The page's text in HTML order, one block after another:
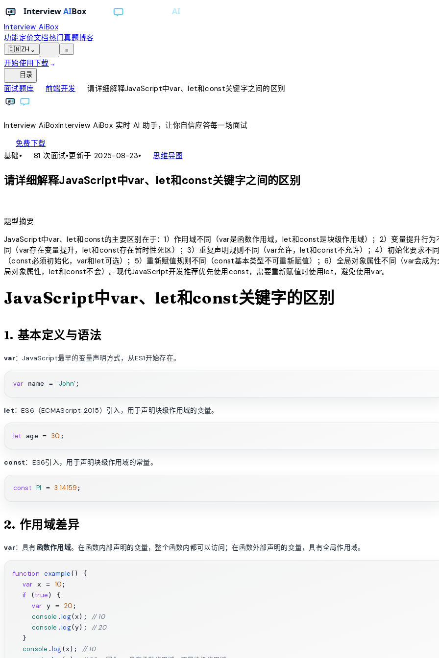
Interview AiBox
功能定价文档热门真题博客
🇨🇳ZH ⌄ ≡
开始使用下载 →
目录
面试题库chevron_right前端开发chevron_right请详细解释JavaScript中var、let和const关键字之间的区别
InterviewAiBoxInterviewAiBox实时 AI 助手，让你自信应答每一场面试
免费下载
基础• 81 次面试•更新于 2025-08-23• account_tree思维导图
请详细解释JavaScript中var、let和const关键字之间的区别
题型摘要
JavaScript中var、let和const的主要区别在于：1）作用域不同（var是函数作用域，let和const是块级作用域）；2）变量提升行为
同（var存在变量提升，let和const存在暂时性死区）；3）重复声明规则不同（var允许，let和const不允许）；4）初始化要求不同
（const必须初始化，var和let可选）；5）重新赋值规则不同（const基本类型不可重新赋值）；6）全局对象属性不同（var会成为
局对象属性，let和const不会）。现代JavaScript开发推荐优先使用const，需要重新赋值时使用let，避免使用var。
JavaScript中var、let和const关键字的区别
1. 基本定义与语法
var：JavaScript最早的变量声明方式，从ES1开始存在。
var name = 'John'
let：ES6（ECMAScript 2015）引入，用于声明块级作用域的变量。
let age = 30
const：ES6引入，用于声明块级作用域的常量。
const PI = 3.14159
2. 作用域差异
var：具有函数作用域。在函数内部声明的变量，整个函数内都可以访问；在函数外部声明的变量，具有全局作用域。
function example ( ) {
var x = 10 ;
if (true ) {
var y = 20 ;
console .log(x); // 10
console .log(y); // 20
  }
console . log (x); // 10